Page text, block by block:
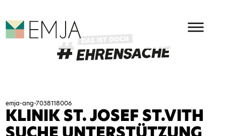
HAUPMENÜ
EMJA - EHRENAMT IN
emja-ang-7038118006
KLINIK ST. JOSEF ST.VITH